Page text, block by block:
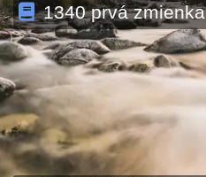
1340prvá zmienka